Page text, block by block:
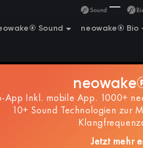
Sound neowake® Bio
App Inkl. mobile App. 1000+
10+ Sound Technologien zur
Jetzt mehr